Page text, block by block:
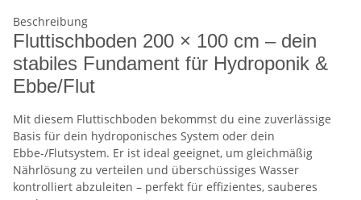
Beschreibung
Fluttischboden 200 × 100 cm – dein
stabiles Fundament für Hydroponik &
Ebbe/Flut
Mit diesem Fluttischboden bekommst du eine zuverlässige
Basis für dein hydroponisches System oder dein
Ebbe-/Flutsystem. Er ist ideal geeignet, um gleichmäßig
Nährlösung zu verteilen und überschüssiges Wasser
kontrolliert abzuleiten – perfekt für effizientes, sauberes